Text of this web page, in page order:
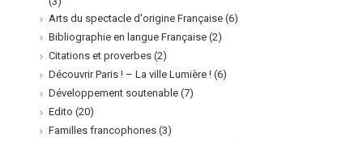
Arts du spectacle d'origine Française (6)
Bibliographie en langue Française (2)
Citations et proverbes (2)
Découvrir Paris ! – La ville Lumière ! (6)
Développement soutenable (7)
Edito (20)
Familles francophones (3)